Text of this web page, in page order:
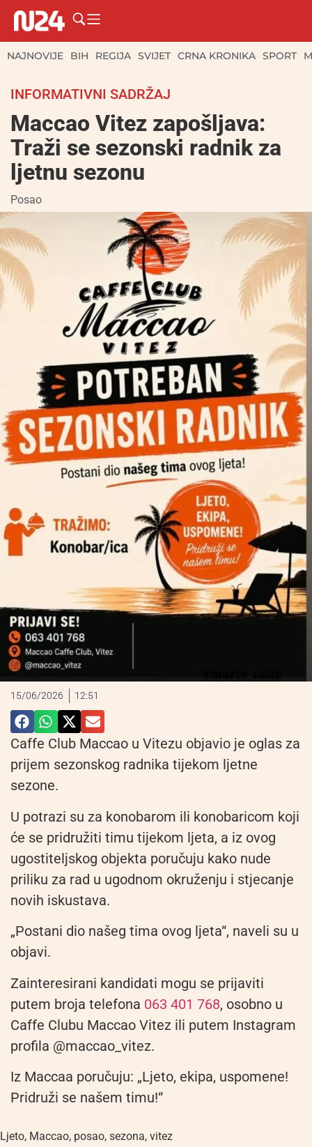
NAJNOVIJE BIH REGIJA SVIJET CRNA KRONIKA SPORT
INFORMATIVNI SADRŽAJ
Maccao Vitez zapošljava:
Traži se sezonski radnik za
ljetnu sezonu
Posao
15/06/2026 12:51
Caffe Club Maccao u Vitezu objavio je oglas za
prijem sezonskog radnika tijekom ljetne
sezone.
U potrazi su za konobarom ili konobaricom koji
će se pridružiti timu tijekom ljeta, a iz ovog
ugostiteljskog objekta poručuju kako nude
priliku za rad u ugodnom okruženju i stjecanje
novih iskustava.
„Postani dio našeg tima ovog ljeta“, naveli su u
objavi.
Zainteresirani kandidati mogu se prijaviti
putem broja telefona 063 401 768, osobno u
Caffe Clubu Maccao Vitez ili putem Instagram
profila @maccao_vitez.
Iz Maccaa poručuju: „Ljeto, ekipa, uspomene!
Pridruži se našem timu!“
Ljeto, Maccao, posao, sezona, vitez